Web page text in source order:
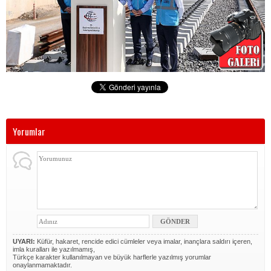
Yorumlar
UYARI: Küfür, hakaret, rencide edici cümleler veya imalar, inançlara saldırı içeren,
imla kuralları ile yazılmamış,
Türkçe karakter kullanılmayan ve büyük harflerle yazılmış yorumlar
onaylanmamaktadır.